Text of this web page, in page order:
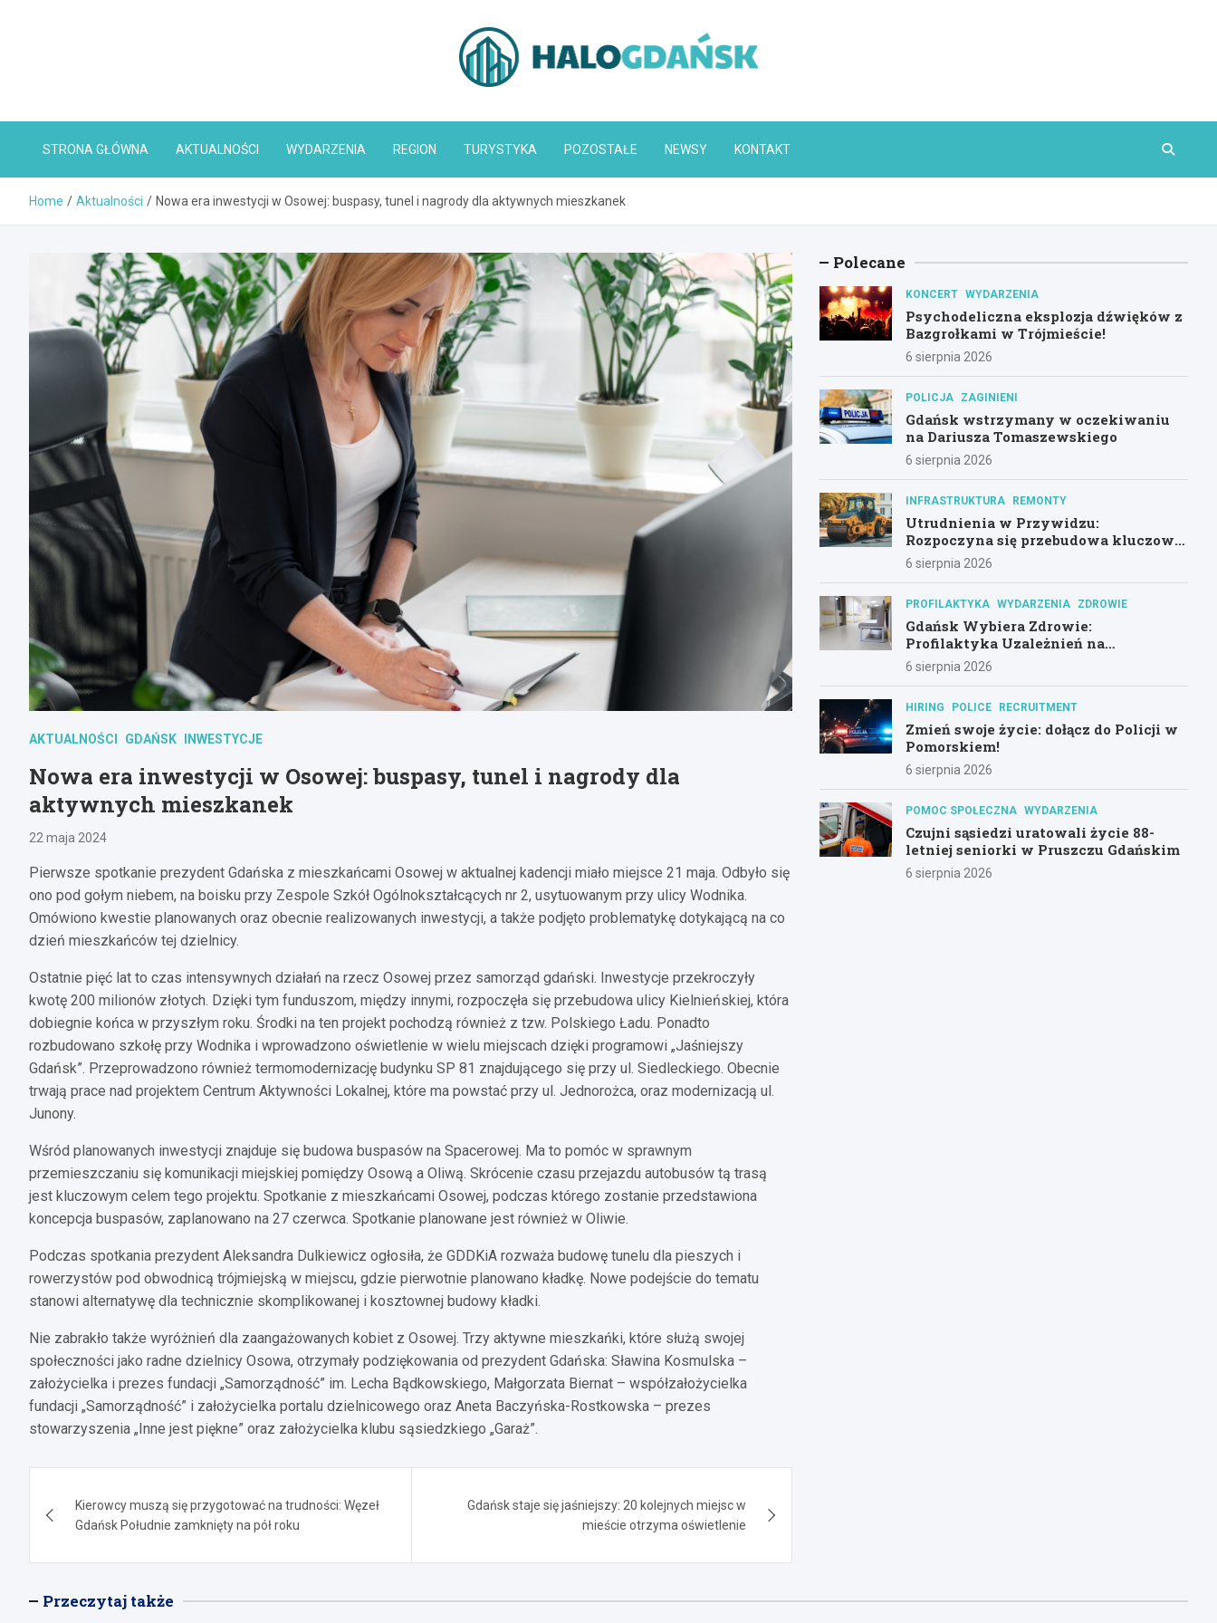
HaloGdańsk.pl
STRONA GŁÓWNA AKTUALNOŚCI WYDARZENIA REGION TURYSTYKA POZOSTAŁE NEWSY KONTAKT
Home Aktualności Nowa era inwestycji w Osowej: buspasy, tunel i nagrody dla aktywnych mieszkanek
AKTUALNOŚCI GDAŃSK INWESTYCJE
Nowa era inwestycji w Osowej: buspasy, tunel i nagrody dla
aktywnych mieszkanek
22 maja 2024
Pierwsze spotkanie prezydent Gdańska z mieszkańcami Osowej w aktualnej kadencji miało miejsce 21 maja. Odbyło się
ono pod gołym niebem, na boisku przy Zespole Szkół Ogólnokształcących nr 2, usytuowanym przy ulicy Wodnika.
Omówiono kwestie planowanych oraz obecnie realizowanych inwestycji, a także podjęto problematykę dotykającą na co
dzień mieszkańców tej dzielnicy.
Ostatnie pięć lat to czas intensywnych działań na rzecz Osowej przez samorząd gdański. Inwestycje przekroczyły
kwotę 200 milionów złotych. Dzięki tym funduszom, między innymi, rozpoczęła się przebudowa ulicy Kielnieńskiej, która
dobiegnie końca w przyszłym roku. Środki na ten projekt pochodzą również z tzw. Polskiego Ładu. Ponadto
rozbudowano szkołę przy Wodnika i wprowadzono oświetlenie w wielu miejscach dzięki programowi „Jaśniejszy
Gdańsk”. Przeprowadzono również termomodernizację budynku SP 81 znajdującego się przy ul. Siedleckiego. Obecnie
trwają prace nad projektem Centrum Aktywności Lokalnej, które ma powstać przy ul. Jednorożca, oraz modernizacją ul.
Junony.
Wśród planowanych inwestycji znajduje się budowa buspasów na Spacerowej. Ma to pomóc w sprawnym
przemieszczaniu się komunikacji miejskiej pomiędzy Osową a Oliwą. Skrócenie czasu przejazdu autobusów tą trasą
jest kluczowym celem tego projektu. Spotkanie z mieszkańcami Osowej, podczas którego zostanie przedstawiona
koncepcja buspasów, zaplanowano na 27 czerwca. Spotkanie planowane jest również w Oliwie.
Podczas spotkania prezydent Aleksandra Dulkiewicz ogłosiła, że GDDKiA rozważa budowę tunelu dla pieszych i
rowerzystów pod obwodnicą trójmiejską w miejscu, gdzie pierwotnie planowano kładkę. Nowe podejście do tematu
stanowi alternatywę dla technicznie skomplikowanej i kosztownej budowy kładki.
Nie zabrakło także wyróżnień dla zaangażowanych kobiet z Osowej. Trzy aktywne mieszkańki, które służą swojej
społeczności jako radne dzielnicy Osowa, otrzymały podziękowania od prezydent Gdańska: Sławina Kosmulska –
założycielka i prezes fundacji „Samorządność” im. Lecha Bądkowskiego, Małgorzata Biernat – współzałożycielka
fundacji „Samorządność” i założycielka portalu dzielnicowego oraz Aneta Baczyńska-Rostkowska – prezes
stowarzyszenia „Inne jest piękne” oraz założycielka klubu sąsiedzkiego „Garaż”.
wpisu
Kierowcy muszą się przygotować na trudności: Węzeł
Gdańsk Południe zamknięty na pół roku
Gdańsk staje się jaśniejszy: 20 kolejnych miejsc w
mieście otrzyma oświetlenie
Polecane
KONCERT WYDARZENIA
Psychodeliczna eksplozja dźwięków z
Bazgrołkami w Trójmieście!
6 sierpnia 2026
POLICJA ZAGINIENI
Gdańsk wstrzymany w oczekiwaniu
na Dariusza Tomaszewskiego
6 sierpnia 2026
INFRASTRUKTURA REMONTY
Utrudnienia w Przywidzu:
Rozpoczyna się przebudowa kluczowej
drogi!
6 sierpnia 2026
PROFILAKTYKA WYDARZENIA ZDROWIE
Gdańsk Wybiera Zdrowie:
Profilaktyka Uzależnień na
Pierwszym Planie
6 sierpnia 2026
HIRING POLICE RECRUITMENT
Zmień swoje życie: dołącz do Policji w
Pomorskiem!
6 sierpnia 2026
POMOC SPOŁECZNA WYDARZENIA
Czujni sąsiedzi uratowali życie 88-
letniej seniorki w Pruszczu Gdańskim
6 sierpnia 2026
Przeczytaj także